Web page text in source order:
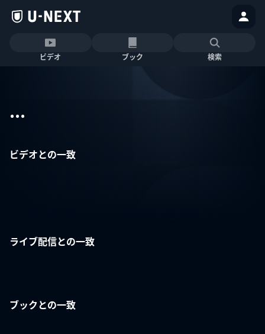
ビデオ ブック 検索
...
ビデオとの一致
ライブ配信との一致
ブックとの一致